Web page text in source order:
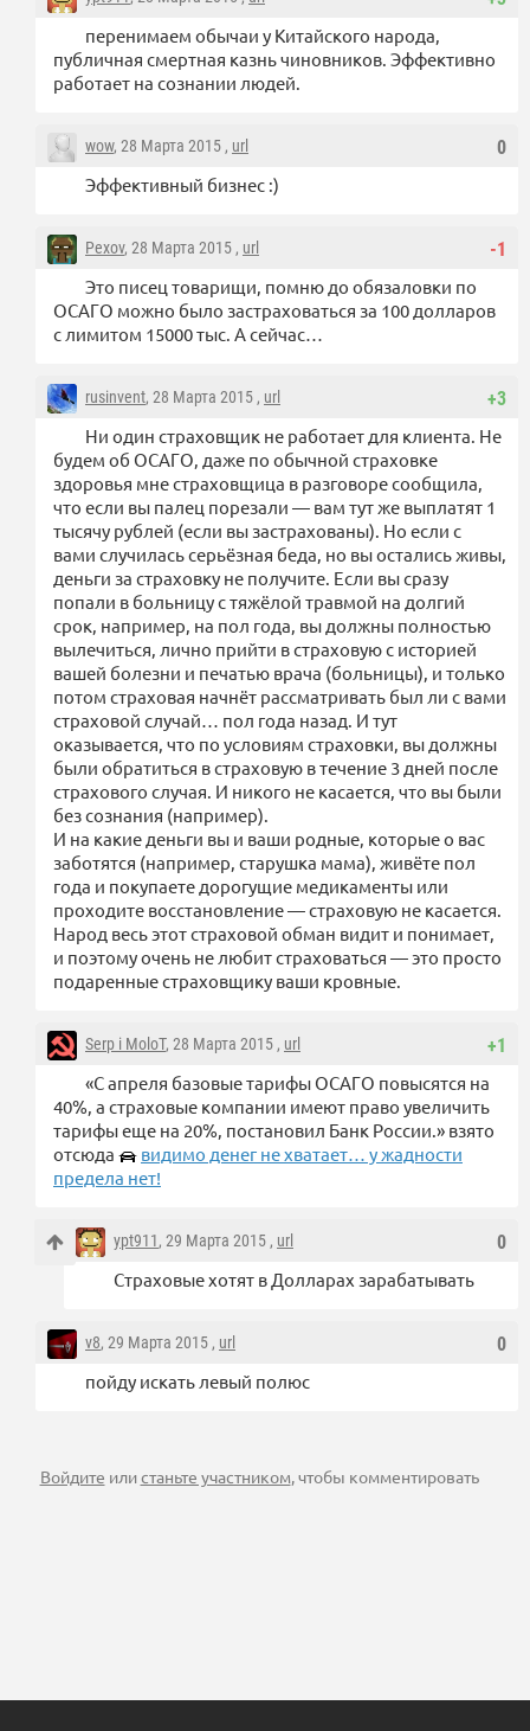
перенимаем обычаи у Китайского народа,
публичная смертная казнь чиновников. Эффективно
работает на сознании людей.
0
wow, 28 Марта 2015 , url
Эффективный бизнес :)
-1
Pexov, 28 Марта 2015 , url
Это писец товарищи, помню до обязаловки по
ОСАГО можно было застраховаться за 100 долларов
с лимитом 15000 тыс. А сейчас…
+3
rusinvent, 28 Марта 2015 , url
Ни один страховщик не работает для клиента. Не
будем об ОСАГО, даже по обычной страховке
здоровья мне страховщица в разговоре сообщила,
что если вы палец порезали — вам тут же выплатят 1
тысячу рублей (если вы застрахованы). Но если с
вами случилась серьёзная беда, но вы остались живы,
деньги за страховку не получите. Если вы сразу
попали в больницу с тяжёлой травмой на долгий
срок, например, на пол года, вы должны полностью
вылечиться, лично прийти в страховую с историей
вашей болезни и печатью врача (больницы), и только
потом страховая начнёт рассматривать был ли с вами
страховой случай… пол года назад. И тут
оказывается, что по условиям страховки, вы должны
были обратиться в страховую в течение 3 дней после
страхового случая. И никого не касается, что вы были
без сознания (например).
И на какие деньги вы и ваши родные, которые о вас
заботятся (например, старушка мама), живёте пол
года и покупаете дорогущие медикаменты или
проходите восстановление — страховую не касается.
Народ весь этот страховой обман видит и понимает,
и поэтому очень не любит страховаться — это просто
подаренные страховщику ваши кровные.
+1
Serp i MoloT, 28 Марта 2015 , url
«С апреля базовые тарифы ОСАГО повысятся на
40%, а страховые компании имеют право увеличить
тарифы еще на 20%, постановил Банк России.» взято
отсюда
видимо денег не хватает… у жадности
предела нет!
0
ypt911, 29 Марта 2015 , url
Страховые хотят в Долларах зарабатывать
0
v8, 29 Марта 2015 , url
пойду искать левый полюс
Войдите илистаньте участником, чтобы комментировать